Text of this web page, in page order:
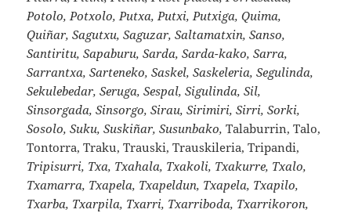
Potolo, Potxolo, Putxa, Putxi, Putxiga, Quima,
Quiñar, Sagutxu, Saguzar, Saltamatxin, Sanso,
Santiritu, Sapaburu, Sarda, Sarda-kako, Sarra,
Sarrantxa, Sarteneko, Saskel, Saskeleria, Segulinda,
Sekulebedar, Seruga, Sespal, Sigulinda, Sil,
Sinsorgada, Sinsorgo, Sirau, Sirimiri, Sirri, Sorki,
Sosolo, Suku, Suskiñar, Susunbako, Talaburrin, Talo,
Tontorra, Traku, Trauski, Trauskileria, Tripandi,
Tripisurri, Txa, Txahala, Txakoli, Txakurre, Txalo,
Txamarra, Txapela, Txapeldun, Txapela, Txapilo,
Txarba, Txarpila, Txarri, Txarriboda, Txarrikoron,